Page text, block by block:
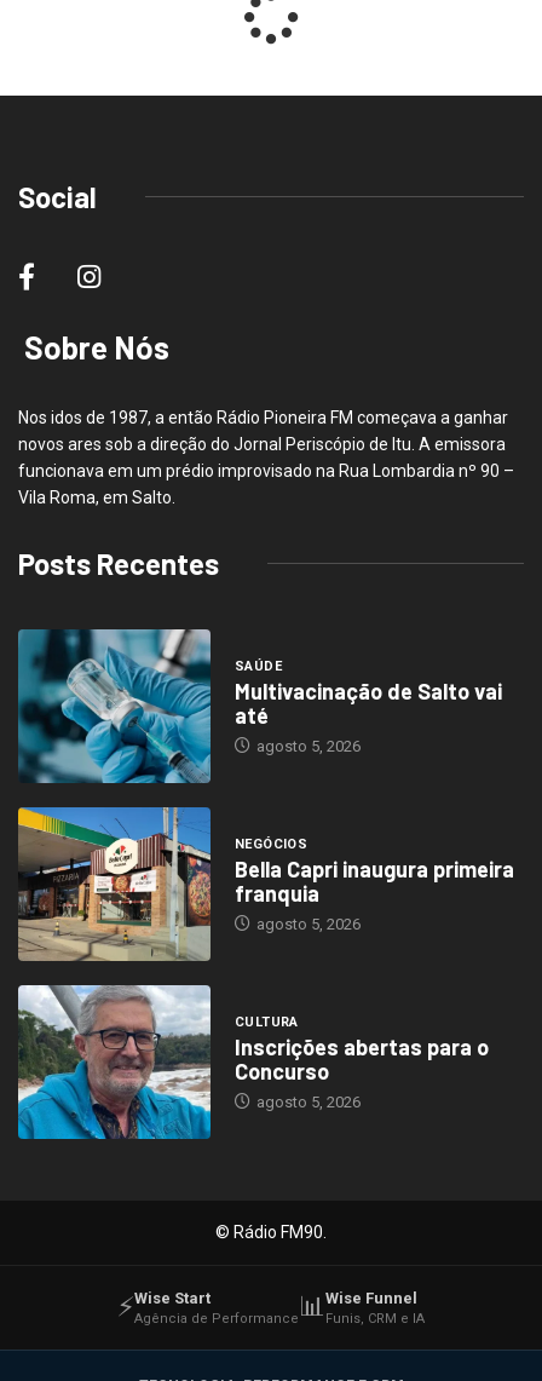
Social
Sobre Nós
Nos idos de 1987, a então Rádio Pioneira FM começava a ganhar
novos ares sob a direção do Jornal Periscópio de Itu. A emissora
funcionava em um prédio improvisado na Rua Lombardia nº 90 –
Vila Roma, em Salto.
Posts Recentes
SAÚDE
Multivacinação de Salto vai
até
agosto 5, 2026
NEGÓCIOS
Bella Capri inaugura primeira
franquia
agosto 5, 2026
CULTURA
Inscrições abertas para o
Concurso
agosto 5, 2026
© Rádio FM90.
⚡Wise Start
Agência de Performance 📊Wise Funnel
Funis, CRM e IA